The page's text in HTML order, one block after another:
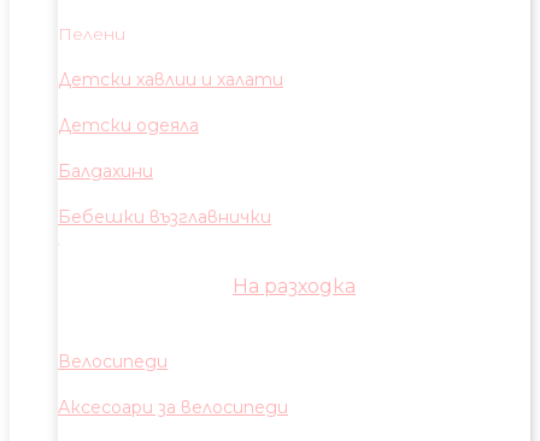
Пелени
Детски хавлии и халати
Детски одеяла
Балдахини
Бебешки възглавнички
На разходка
Велосипеди
Аксесоари за велосипеди